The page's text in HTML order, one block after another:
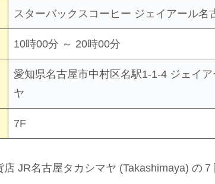
スターバックスコーヒー ジェイアール名
10時00分 ～ 20時00分
愛知県名古屋市中村区名駅1-1-4 ジェイ
ヤ
7F
JR名古屋タカシマヤ (Takashimaya) の７